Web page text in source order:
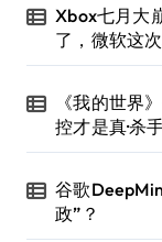
Xbox七月大
了，微软这
《我的世界
控才是真·杀
谷歌
政”？